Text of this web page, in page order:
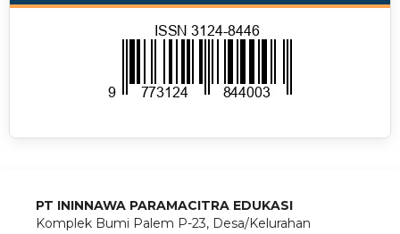
PT ININNAWA PARAMACITRA EDUKASI
Komplek Bumi Palem P-23, Desa/Kelurahan